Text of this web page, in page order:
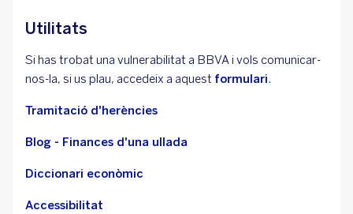
Utilitats
Si has trobat una vulnerabilitat a BBVA i vols comunicar-
nos-la, si us plau, accedeix a aquest formulari.
Tramitació d'herències
Blog - Finances d'una ullada
Diccionari econòmic
Accessibilitat